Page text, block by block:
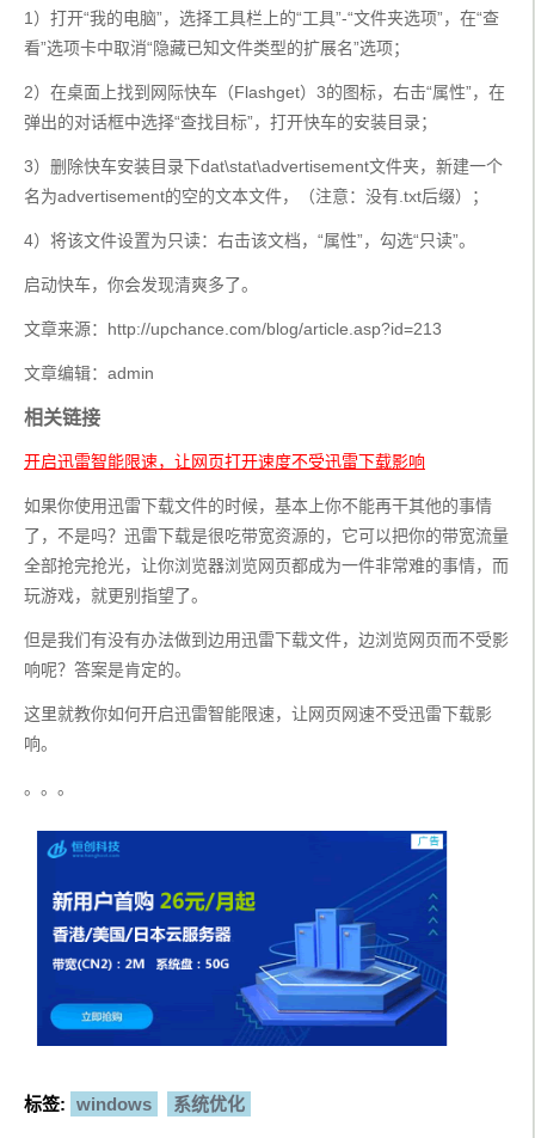
1）打开“我的电脑”，选择工具栏上的“工具”-“文件夹选项”，在“查
看”选项卡中取消“隐藏已知文件类型的扩展名”选项；
2）在桌面上找到网际快车（Flashget）3的图标，右击“属性”，在
弹出的对话框中选择“查找目标”，打开快车的安装目录；
3）删除快车安装目录下dat\stat\advertisement文件夹，新建一个
名为advertisement的空的文本文件，（注意：没有.txt后缀）；
4）将该文件设置为只读：右击该文档，“属性”，勾选“只读”。
启动快车，你会发现清爽多了。
文章来源：http://upchance.com/blog/article.asp?id=213
文章编辑：admin
相关链接
开启迅雷智能限速，让网页打开速度不受迅雷下载影响
如果你使用迅雷下载文件的时候，基本上你不能再干其他的事情
了，不是吗？迅雷下载是很吃带宽资源的，它可以把你的带宽流量
全部抢完抢光，让你浏览器浏览网页都成为一件非常难的事情，而
玩游戏，就更别指望了。
但是我们有没有办法做到边用迅雷下载文件，边浏览网页而不受影
响呢？答案是肯定的。
这里就教你如何开启迅雷智能限速，让网页网速不受迅雷下载影
响。
。。。
标签: windows 系统优化